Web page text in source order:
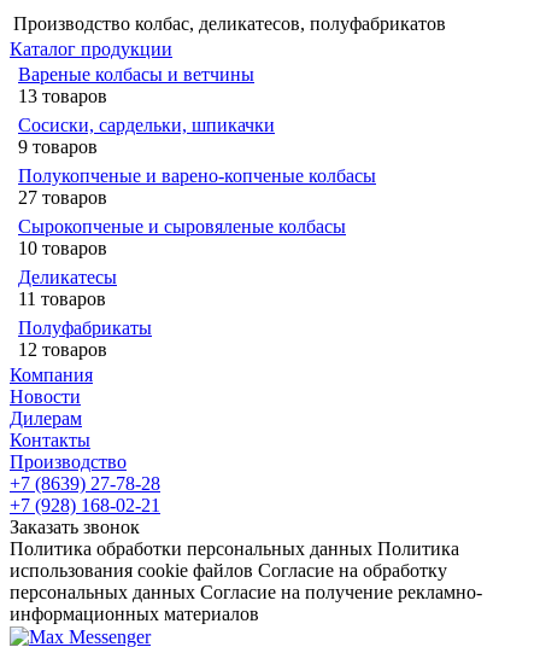
Производство колбас, деликатесов, полуфабрикатов
Каталог продукции
Вареные колбасы и ветчины
13 товаров
Сосиски, сардельки, шпикачки
9 товаров
Полукопченые и варено-копченые колбасы
27 товаров
Сырокопченые и сыровяленые колбасы
10 товаров
Деликатесы
11 товаров
Полуфабрикаты
12 товаров
Компания
Новости
Дилерам
Контакты
Производство
+7 (8639) 27-78-28
+7 (928) 168-02-21
Заказать звонок
Политика обработки персональных данных Политика
использования cookie файлов Согласие на обработку
персональных данных Согласие на получение рекламно-
информационных материалов